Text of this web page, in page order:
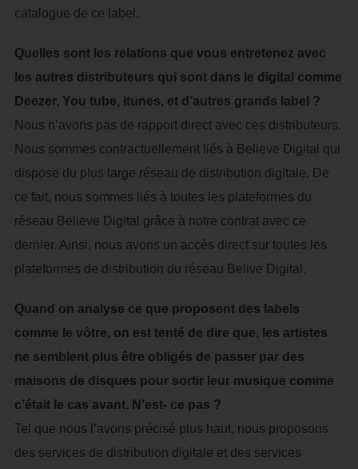
catalogue de ce label.
Quelles sont les relations que vous entretenez avec
les autres distributeurs qui sont dans le digital comme
Deezer, You tube, itunes, et d’autres grands label ?
Nous n’avons pas de rapport direct avec ces distributeurs.
Nous sommes contractuellement liés à Believe Digital qui
dispose du plus large réseau de distribution digitale. De
ce fait, nous sommes liés à toutes les plateformes du
réseau Believe Digital grâce à notre contrat avec ce
dernier. Ainsi, nous avons un accès direct sur toutes les
plateformes de distribution du réseau Belive Digital.
Quand on analyse ce que proposent des labels
comme le vôtre, on est tenté de dire que, les artistes
ne semblent plus être obligés de passer par des
maisons de disques pour sortir leur musique comme
c’était le cas avant. N’est- ce pas ?
Tel que nous l’avons précisé plus haut, nous proposons
des services de distribution digitale et des services